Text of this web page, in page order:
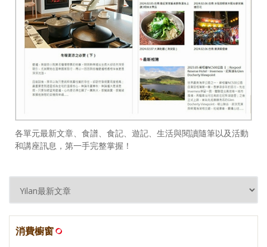
各單元最新文章、食譜、食記、遊記、生活與閱讀隨筆以及活動
和講座訊息，第一手完整掌握！
消費櫥窗